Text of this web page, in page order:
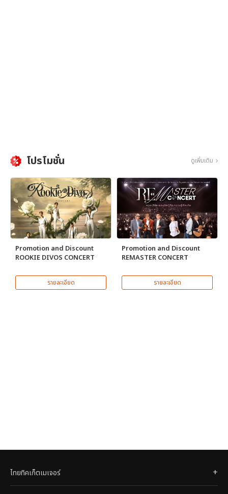
โปรโมชั่น ดูเพิ่มเติม
Promotion and Discount
ROOKIE DIVOS CONCERT
รายละเอียด
Promotion and Discount
REMASTER CONCERT
รายละเอียด
ไทยทิคเก็ตเมเจอร์